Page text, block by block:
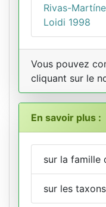
Rivas-
Loidi 1998
Vous pouvez
cliquant sur le
En savoir plus :
sur la famille
sur les